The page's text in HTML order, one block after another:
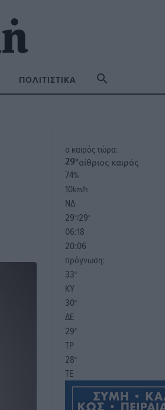
ΠΟΛΙΤΙΣΤΙΚΆ
o καιρός τώρα:
29°αίθριος καιρός
74%
10km/h
ΝΔ
29°/29°
06:18
20:06
πρόγνωση:
33°
ΚΥ
30°
ΔΕ
29°
ΤΡ
28°
ΤΕ